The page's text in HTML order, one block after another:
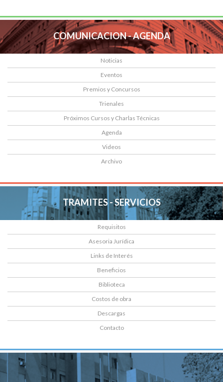
COMUNICACION - AGENDA
Noticias
Eventos
Premios y Concursos
Trienales
Próximos Cursos y Charlas Técnicas
Agenda
Videos
Archivo
TRAMITES - SERVICIOS
Requisitos
Asesoria Jurídica
Links de Interés
Beneficios
Biblioteca
Costos de obra
Descargas
Contacto